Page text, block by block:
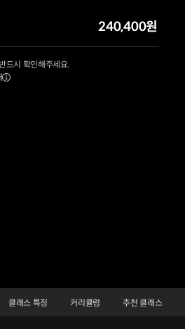
240,400원
드시 확인해주세요.
Shortcuts
클래스 특징 커리큘럼 추천 클래스